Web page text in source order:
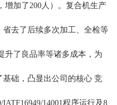
增加了200人）。复合机生产
去了后续多次加工、全检等
升了良品率等诸多成本，为
础，凸显出公司的核心 竞
14001程序运行及8